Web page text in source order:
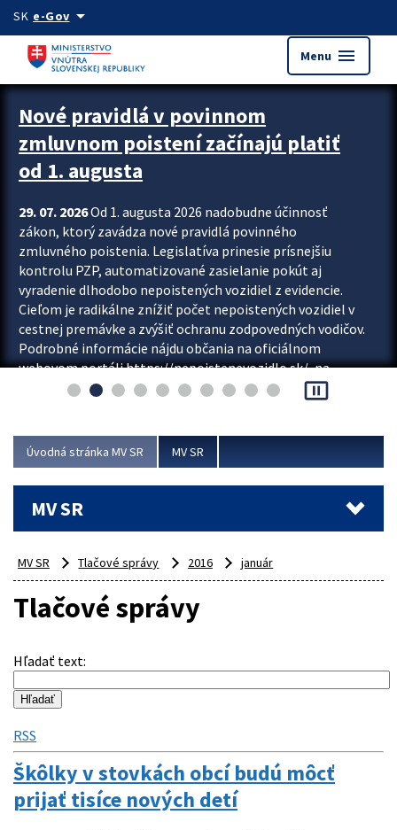
Preskocit na hlavný obsah
SK e-Govarrow_drop_down
Menu menu
Zastavit automatický posun upútavok
Nové pravidlá v povinnom
zmluvnom poistení začínajú platiť
od 1. augusta
29. 07. 2026Od 1. augusta 2026 nadobudne účinnosť
zákon, ktorý zavádza nové pravidlá povinného
zmluvného poistenia. Legislatíva prinesie prísnejšiu
kontrolu PZP, automatizované zasielanie pokút aj
vyradenie dlhodobo nepoistených vozidiel z evidencie.
Cieľom je radikálne znížiť počet nepoistených vozidiel v
cestnej premávke a zvýšiť ochranu zodpovedných vodičov.
Podrobné informácie nájdu občania na oficiálnom
webovom portáli https://nepoistenevozidlo.sk/, na
ktorom od augusta pribudne aj možnosť overiť si...
pause_presentation
Úvodná stránka MV SR MV SR
MV SR
MV SR Tlačové správy 2016 január
Tlačové správy
Hľadať text:
RSS
Škôlky v stovkách obcí budú môcť
prijať tisíce nových detí